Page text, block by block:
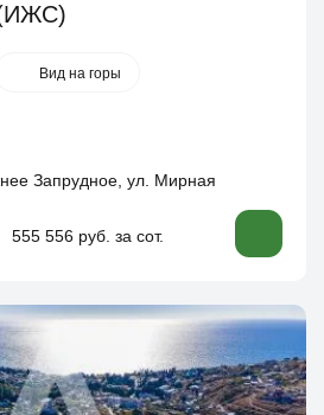
(ИЖС)
Вид на горы
Запрудное, ул. Мирная
555 556 руб. за сот.